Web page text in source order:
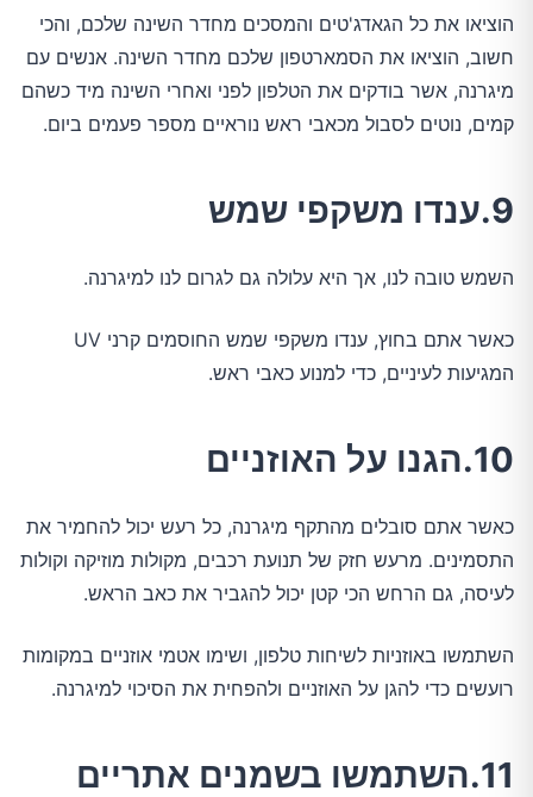
הוציאו את כל הגאדג'טים והמסכים מחדר השינה שלכם, והכי
חשוב, הוציאו את הסמארטפון שלכם מחדר השינה. אנשים עם
מיגרנה, אשר בודקים את הטלפון לפני ואחרי השינה מיד כשהם
קמים, נוטים לסבול מכאבי ראש נוראיים מספר פעמים ביום.
9.ענדו משקפי שמש
השמש טובה לנו, אך היא עלולה גם לגרום לנו למיגרנה.
כאשר אתם בחוץ, ענדו משקפי שמש החוסמים קרני UV
המגיעות לעיניים, כדי למנוע כאבי ראש.
10.הגנו על האוזניים
כאשר אתם סובלים מהתקף מיגרנה, כל רעש יכול להחמיר את
התסמינים. מרעש חזק של תנועת רכבים, מקולות מוזיקה וקולות
לעיסה, גם הרחש הכי קטן יכול להגביר את כאב הראש.
השתמשו באוזניות לשיחות טלפון, ושימו אטמי אוזניים במקומות
רועשים כדי להגן על האוזניים ולהפחית את הסיכוי למיגרנה.
11.השתמשו בשמנים אתריים